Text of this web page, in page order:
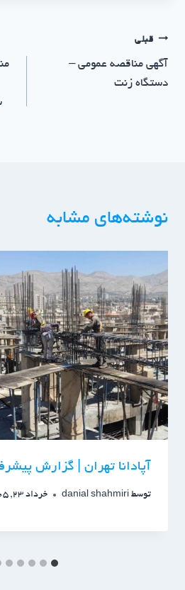
قبلی
آگهی مناقصه عمومی –
دستگاه زنت
نوشته‌های مشابه
آپادانا تهران | گزارش پیشرفت
توسط danial shahmiri خرداد 23, 1405